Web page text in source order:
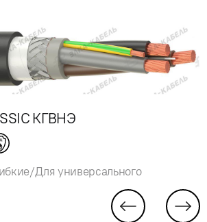
КГВНЭ
Для универсального